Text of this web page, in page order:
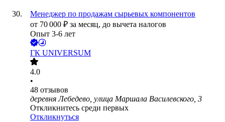
Менеджер по продажам сырьевых компонентов
от 70 000 ₽ за месяц, до вычета налогов
Опыт 3-6 лет
ГК UNIVERSUM
4.0
•
48 отзывов
деревня Лебедево, улица Маршала Василевского, 3
Откликнитесь среди первых
Откликнуться